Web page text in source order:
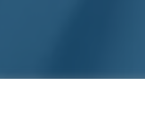
Privacy